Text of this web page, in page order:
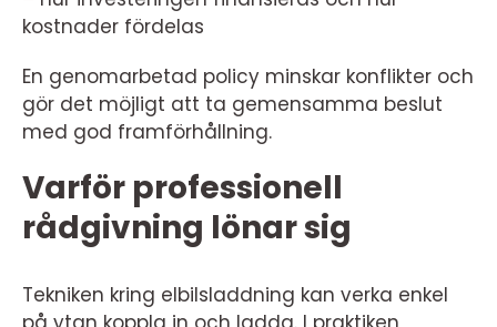
kostnader fördelas
En genomarbetad policy minskar konflikter och
gör det möjligt att ta gemensamma beslut
med god framförhållning.
Varför professionell
rådgivning lönar sig
Tekniken kring elbilsladdning kan verka enkel